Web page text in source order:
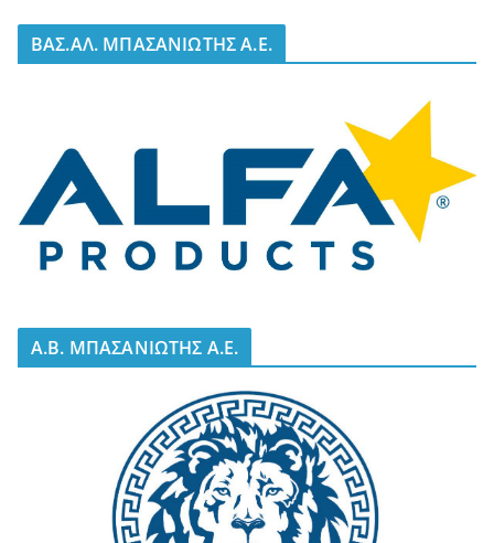
BΑΣ.ΑΛ. ΜΠΑΣΑΝΙΩΤΗΣ Α.Ε.
A.B. ΜΠΑΣΑΝΙΩΤΗΣ Α.Ε.